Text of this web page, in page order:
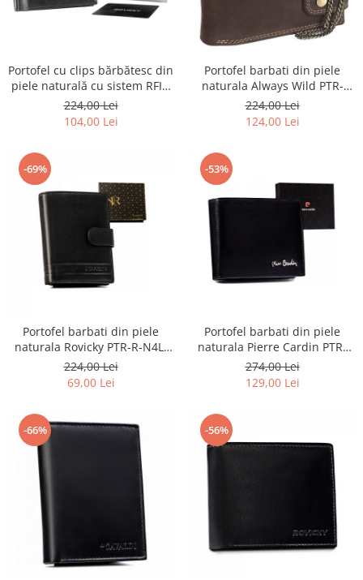
Portofel cu clips bărbătesc din
piele naturală cu sistem RFID
- Rovicky PTR-N1908-RVT-9799
BLACK
224,00 Lei
104,00 Lei
Portofel barbati din piele
naturala Always Wild PTR-
2900-BIC
224,00 Lei
124,00 Lei
-69%
Portofel barbati din piele
naturala Rovicky PTR-R-N4L-
GAT-8922 B+B
224,00 Lei
69,00 Lei
-53%
Portofel barbati din piele
naturala Pierre Cardin PTR-
8806 TILAK51
274,00 Lei
129,00 Lei
-66% -56%